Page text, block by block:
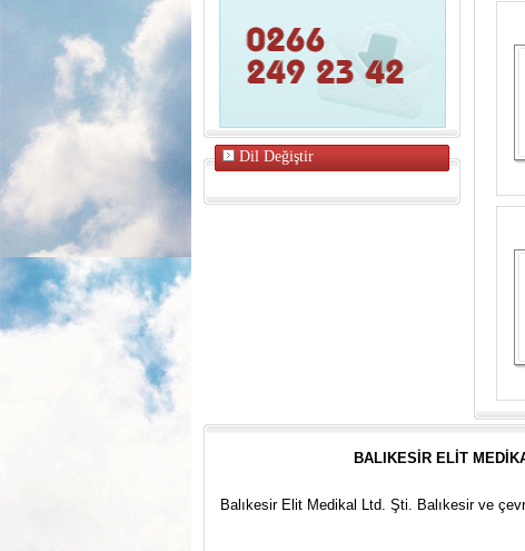
Dil Değiştir
BALIKESİR ELİT
Balıkesir Elit Medikal Ltd. Şti. Balıkesir ve